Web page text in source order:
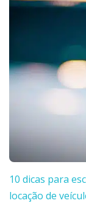
10 dicas para
locação de